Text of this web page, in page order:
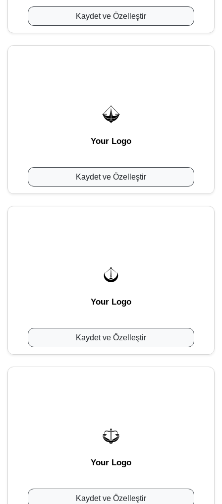
Kaydet ve Özelleştir
Your Logo
Kaydet ve Özelleştir
Your Logo
Kaydet ve Özelleştir
Your Logo
Kaydet ve Özelleştir